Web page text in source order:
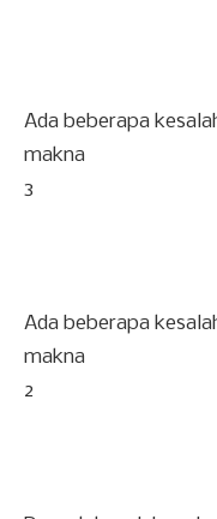
Ada beberapa
makna
3
Ada beberapa
makna
2